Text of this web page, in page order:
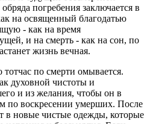
погребения заключается в
на освященный благодатью
- как на время
и на смерть - как на сон, по
жизнь вечная.
тотчас по смерти омывается.
духовной чистоты и
и из желания, чтобы он в
по воскресении умерших. После
в новые чистые одежды, которые